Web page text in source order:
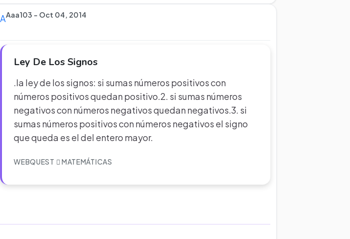
AAaa103 - Oct 04, 2014
Ley De Los Signos
.la ley de los signos: si sumas números positivos con
números positivos quedan positivo.2. si sumas números
negativos con números negativos quedan negativos.3. si
sumas números positivos con números negativos el signo
que queda es el del entero mayor.
WEBQUEST MATEMÁTICAS